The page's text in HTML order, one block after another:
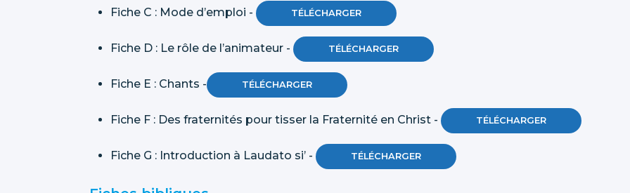
Fiche C : Mode d’emploi - TÉLÉCHARGER
Fiche D : Le rôle de l’animateur - TÉLÉCHARGER
Fiche E : Chants - TÉLÉCHARGER
Fiche F : Des fraternités pour tisser la Fraternité en Christ - TÉLÉCHARGER
Fiche G : Introduction à Laudato si’ - TÉLÉCHARGER